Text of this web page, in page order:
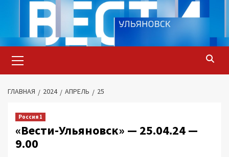
содержимому
меню
ГЛАВНАЯ 2024 АПРЕЛЬ 25
Россия 1
«Вести-Ульяновск» — 25.04.24 —
9.00